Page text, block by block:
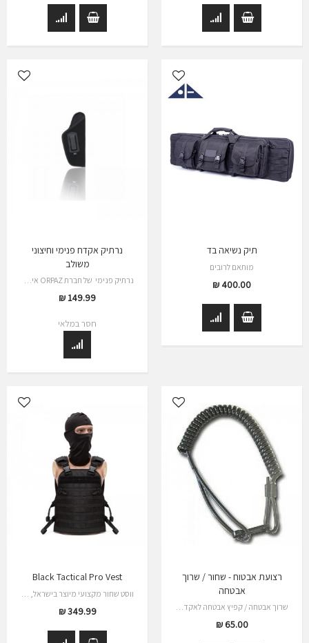
תיק נשיאה בד
מותאם לרובים
400.00 ₪
נרתיק אקדח פנימי וחיצוני
משולב
נרתיק פנימי של חברת ORPAZ איכותי מאוד
149.99 ₪
חסר במלאי
רצועת אבטוח - שחור / שרוך
אבטחה
שרוך אבטחה / קפיץ אבטחה לאקדח רצועה…
65.00 ₪
Black Tactical Pro Vest
349.99 ₪